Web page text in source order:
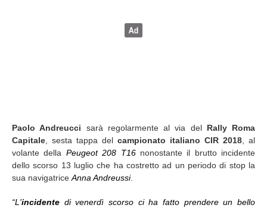
Paolo Andreucci sarà regolarmente al via del Rally Roma
Capitale , sesta tappa del campionato italiano CIR 2018 , al
volante della Peugeot 208 T16nonostante il brutto incidente
dello scorso 13 luglio che ha costretto ad un periodo di stop la
sua navigatrice Anna Andreussi.
“L'incidente di venerdì scorso ci ha fatto prendere un bello